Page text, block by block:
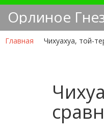
Главная Чихуахуа, той-